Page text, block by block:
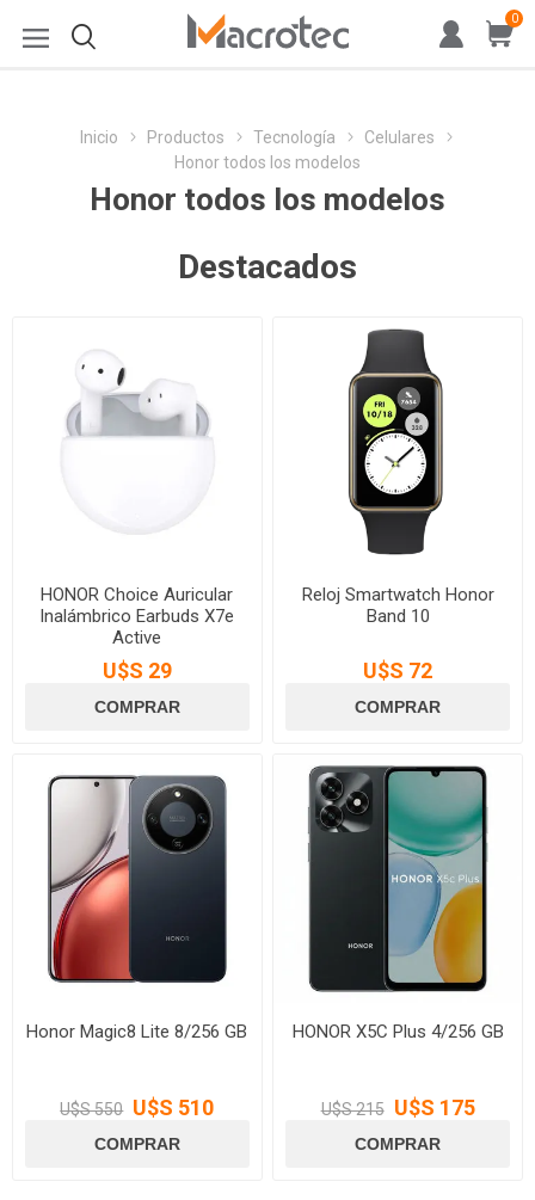
0
Inicio Productos Tecnología
Celulares
Honor todos los modelos
Honor todos los modelos
Destacados
HONOR Choice Auricular
Inalámbrico Earbuds X7e
Active
U$S 29
Reloj Smartwatch Honor
Band 10
U$S 72
Honor Magic8 Lite 8/256 GB
U$S 550 U$S 510
HONOR X5C Plus 4/256 GB
U$S 215 U$S 175